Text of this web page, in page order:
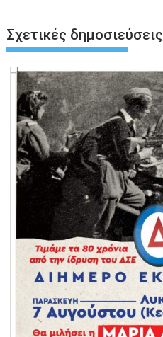
Σχετικές δημοσιεύσεις